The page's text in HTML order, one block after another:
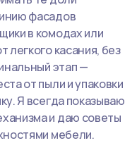
фасадов
в комодах или
легкого касания, без
этап —
от пыли и упаковки
Я всегда показываю
и даю советы
мебели.